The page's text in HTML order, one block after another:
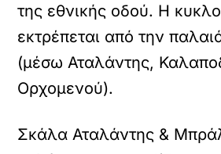
της εθνικής οδού. Η
εκτρέπεται από την
(μέσω Αταλάντης,
Ορχομενού).
Σκάλα Αταλάντης &